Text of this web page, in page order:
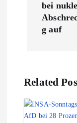
s
n
bei
g auf
Related